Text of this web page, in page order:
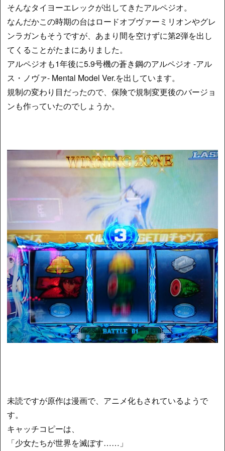
そんなタイヨーエレックが出してきたアルペジオ。
なんだかこの時期の台はロードオブヴァーミリオンやグレ
ンラガンもそうですが、あまり間を空けずに第2弾を出し
てくることがたまにありました。
アルペジオも1年後に5.9号機の蒼き鋼のアルペジオ -アル
ス・ノヴァ- Mental Model Ver.を出しています。
規制の変わり目だったので、保険で規制変更後のバージョ
ンも作っていたのでしょうか。
未読ですが原作は漫画で、アニメ化もされているようで
す。
キャッチコピーは、
「少女たちが世界を滅ぼす……」